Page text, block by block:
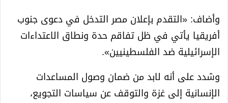
وأضاف: «التقدم بإعلان مصر التدخل في دعوى جنوب
أفريقيا يأتي في ظل تفاقم حدة ونطاق الاعتداءات
الإسرائيلية ضد الفلسطينيين».
وشدد على أنه لابد من ضمان وصول المساعدات
الإنسانية إلى غزة والتوقف عن سياسات التجويع،